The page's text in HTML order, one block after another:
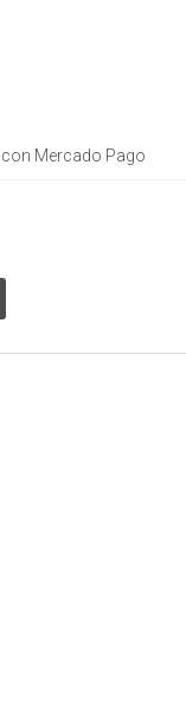
con Mercado Pago